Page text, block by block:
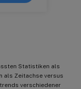
Statistiken als
als Zeitachse versus
verschiedener